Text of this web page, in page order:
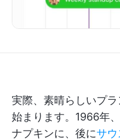
実際、素晴らしいプ
始まります。1966年
ナプキンに、後にサウ